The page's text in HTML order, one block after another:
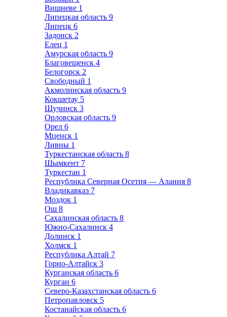
Вишневе 1
Липецкая область 9
Липецк 6
Задонск 2
Елец 1
Амурская область 9
Благовещенск 4
Белогорск 2
Свободный 1
Акмолинская область 9
Кокшетау 5
Щучинск 3
Орловская область 9
Орел 6
Мценск 1
Ливны 1
Туркестанская область 8
Шымкент 7
Туркестан 1
Республика Северная Осетия — Алания 8
Владикавказ 7
Моздок 1
Ош 8
Сахалинская область 8
Южно-Сахалинск 4
Долинск 1
Холмск 1
Республика Алтай 7
Горно-Алтайск 3
Курганская область 6
Курган 6
Северо-Казахстанская область 6
Петропавловск 5
Костанайская область 6